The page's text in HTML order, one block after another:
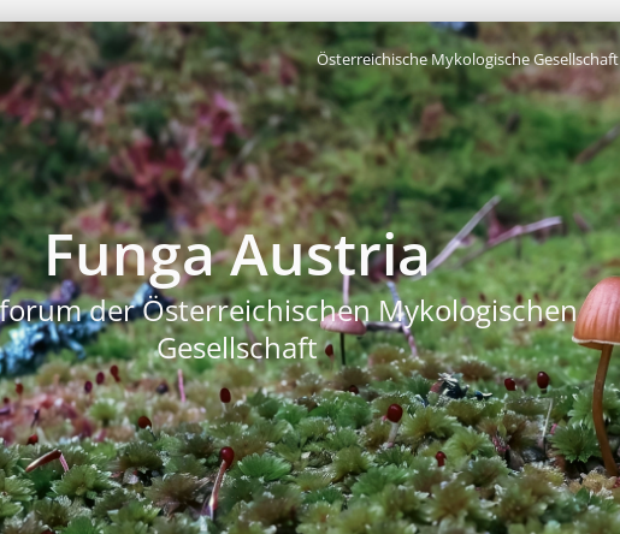
Österreichische Mykologische Gesellschaft
Funga Austria
der Österreichischen Mykologischen
Gesellschaft